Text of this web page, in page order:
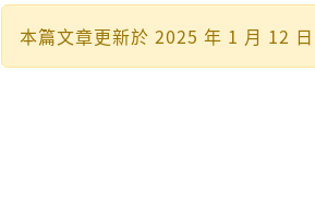
本篇文章更新於 2025 年 1 月 12